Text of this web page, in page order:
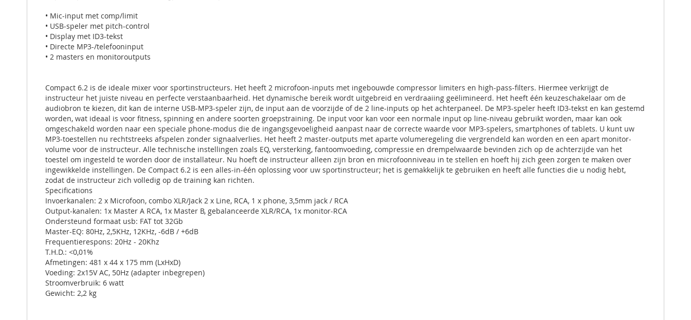
• Mic-input met comp/limit
• USB-speler met pitch-control
• Display met ID3-tekst
• Directe MP3-/telefooninput
• 2 masters en monitoroutputs
Compact 6.2 is de ideale mixer voor sportinstructeurs. Het heeft 2 microfoon-inputs met ingebouwde compressor limiters en high-pass-filters. Hiermee verkrijgt de
instructeur het juiste niveau en perfecte verstaanbaarheid. Het dynamische bereik wordt uitgebreid en verdraaiing geëlimineerd. Het heeft één keuzeschakelaar om de
audiobron te kiezen, dit kan de interne USB-MP3-speler zijn, de input aan de voorzijde of de 2 line-inputs op het achterpaneel. De MP3-speler heeft ID3-tekst en kan gestemd
worden, wat ideaal is voor fitness, spinning en andere soorten groepstraining. De input voor kan voor een normale input op line-niveau gebruikt worden, maar kan ook
omgeschakeld worden naar een speciale phone-modus die de ingangsgevoeligheid aanpast naar de correcte waarde voor MP3-spelers, smartphones of tablets. U kunt uw
MP3-toestellen nu rechtstreeks afspelen zonder signaalverlies. Het heeft 2 master-outputs met aparte volumeregeling die vergrendeld kan worden en een apart monitor-
volume voor de instructeur. Alle technische instellingen zoals EQ, versterking, fantoomvoeding, compressie en drempelwaarde bevinden zich op de achterzijde van het
toestel om ingesteld te worden door de installateur. Nu hoeft de instructeur alleen zijn bron en microfoonniveau in te stellen en hoeft hij zich geen zorgen te maken over
ingewikkelde instellingen. De Compact 6.2 is een alles-in-één oplossing voor uw sportinstructeur; het is gemakkelijk te gebruiken en heeft alle functies die u nodig hebt,
zodat de instructeur zich volledig op de training kan richten.
Specifications
Invoerkanalen: 2 x Microfoon, combo XLR/Jack 2 x Line, RCA, 1 x phone, 3,5mm jack / RCA
Output-kanalen: 1x Master A RCA, 1x Master B, gebalanceerde XLR/RCA, 1x monitor-RCA
Ondersteund formaat usb: FAT tot 32Gb
Master-EQ: 80Hz, 2,5KHz, 12KHz, -6dB / +6dB
Frequentierespons: 20Hz - 20Khz
T.H.D.: <0,01%
Afmetingen: 481 x 44 x 175 mm (LxHxD)
Voeding: 2x15V AC, 50Hz (adapter inbegrepen)
Stroomverbruik: 6 watt
Gewicht: 2,2 kg